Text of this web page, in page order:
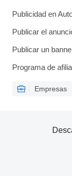
Publicidad en
Publicar el
Publicar un
Programa de
Empresas